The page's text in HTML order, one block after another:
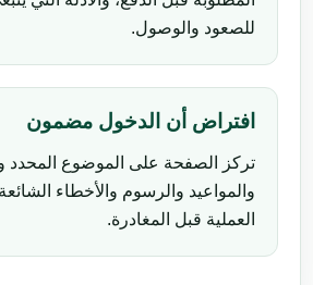
للصعود والوصول.
افتراض أن الدخول مضمون
تركز الصفحة على الموضوع المحدد
والمواعيد والرسوم والأخطاء
العملية قبل المغادرة.